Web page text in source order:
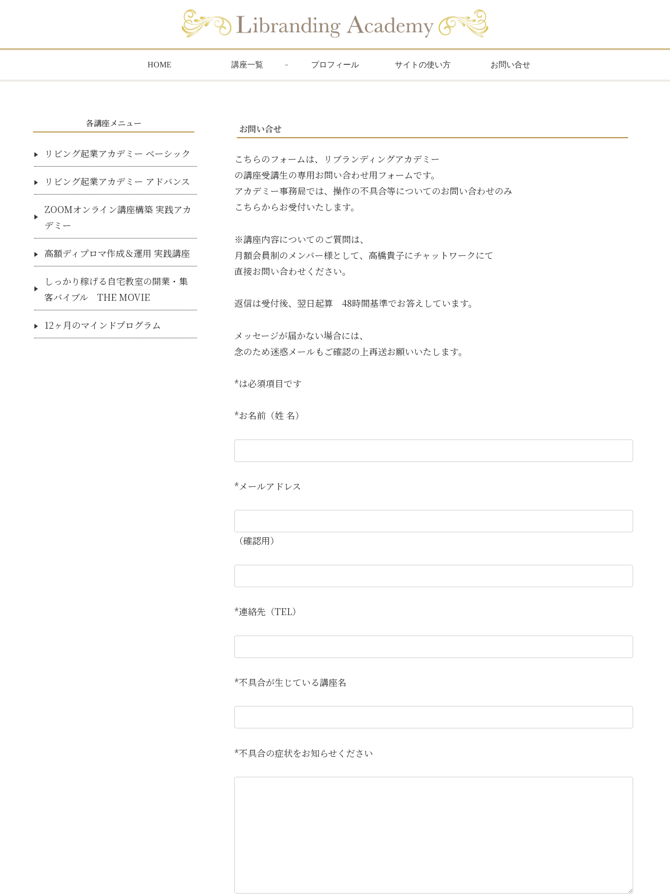
HOME 講座一覧 プロフィール サイトの使い方 お問い合せ
お問い合せ
こちらのフォームは、リブランディングアカデミー
の講座受講生の専用お問い合わせ用フォームです。
アカデミー事務局では、操作の不具合等についてのお問い合わせのみ
こちらからお受付いたします。
※講座内容についてのご質問は、
月額会員制のメンバー様として、高橋貴子にチャットワークにて
直接お問い合わせください。
返信は受付後、翌日起算 48時間基準でお答えしています。
メッセージが届かない場合には、
念のため迷惑メールもご確認の上再送お願いいたします。
*は必須項目です
*お名前（姓 名）
*メールアドレス
（確認用）
*連絡先（TEL）
*不具合が生じている講座名
*不具合の症状をお知らせください
各講座メニュー
リビング起業アカデミー ベーシック
リビング起業アカデミー アドバンス
ZOOMオンライン講座構築 実践アカ
デミー
高額ディプロマ作成＆運用 実践講座
しっかり稼げる自宅教室の開業・集
客バイブル THE MOVIE
12ヶ月のマインドプログラム